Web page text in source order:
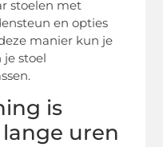
stoelen met
en opties
manier kun je
stoel
is
uren